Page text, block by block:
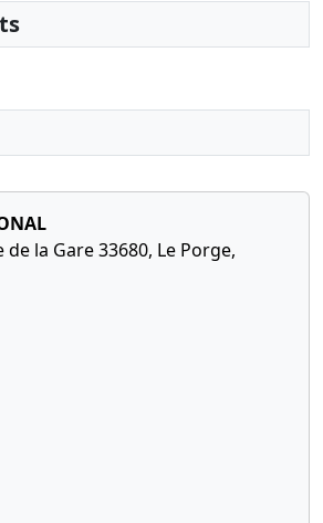
clôture de
06-
2015
Divers
la Gare 33680, Le Porge,